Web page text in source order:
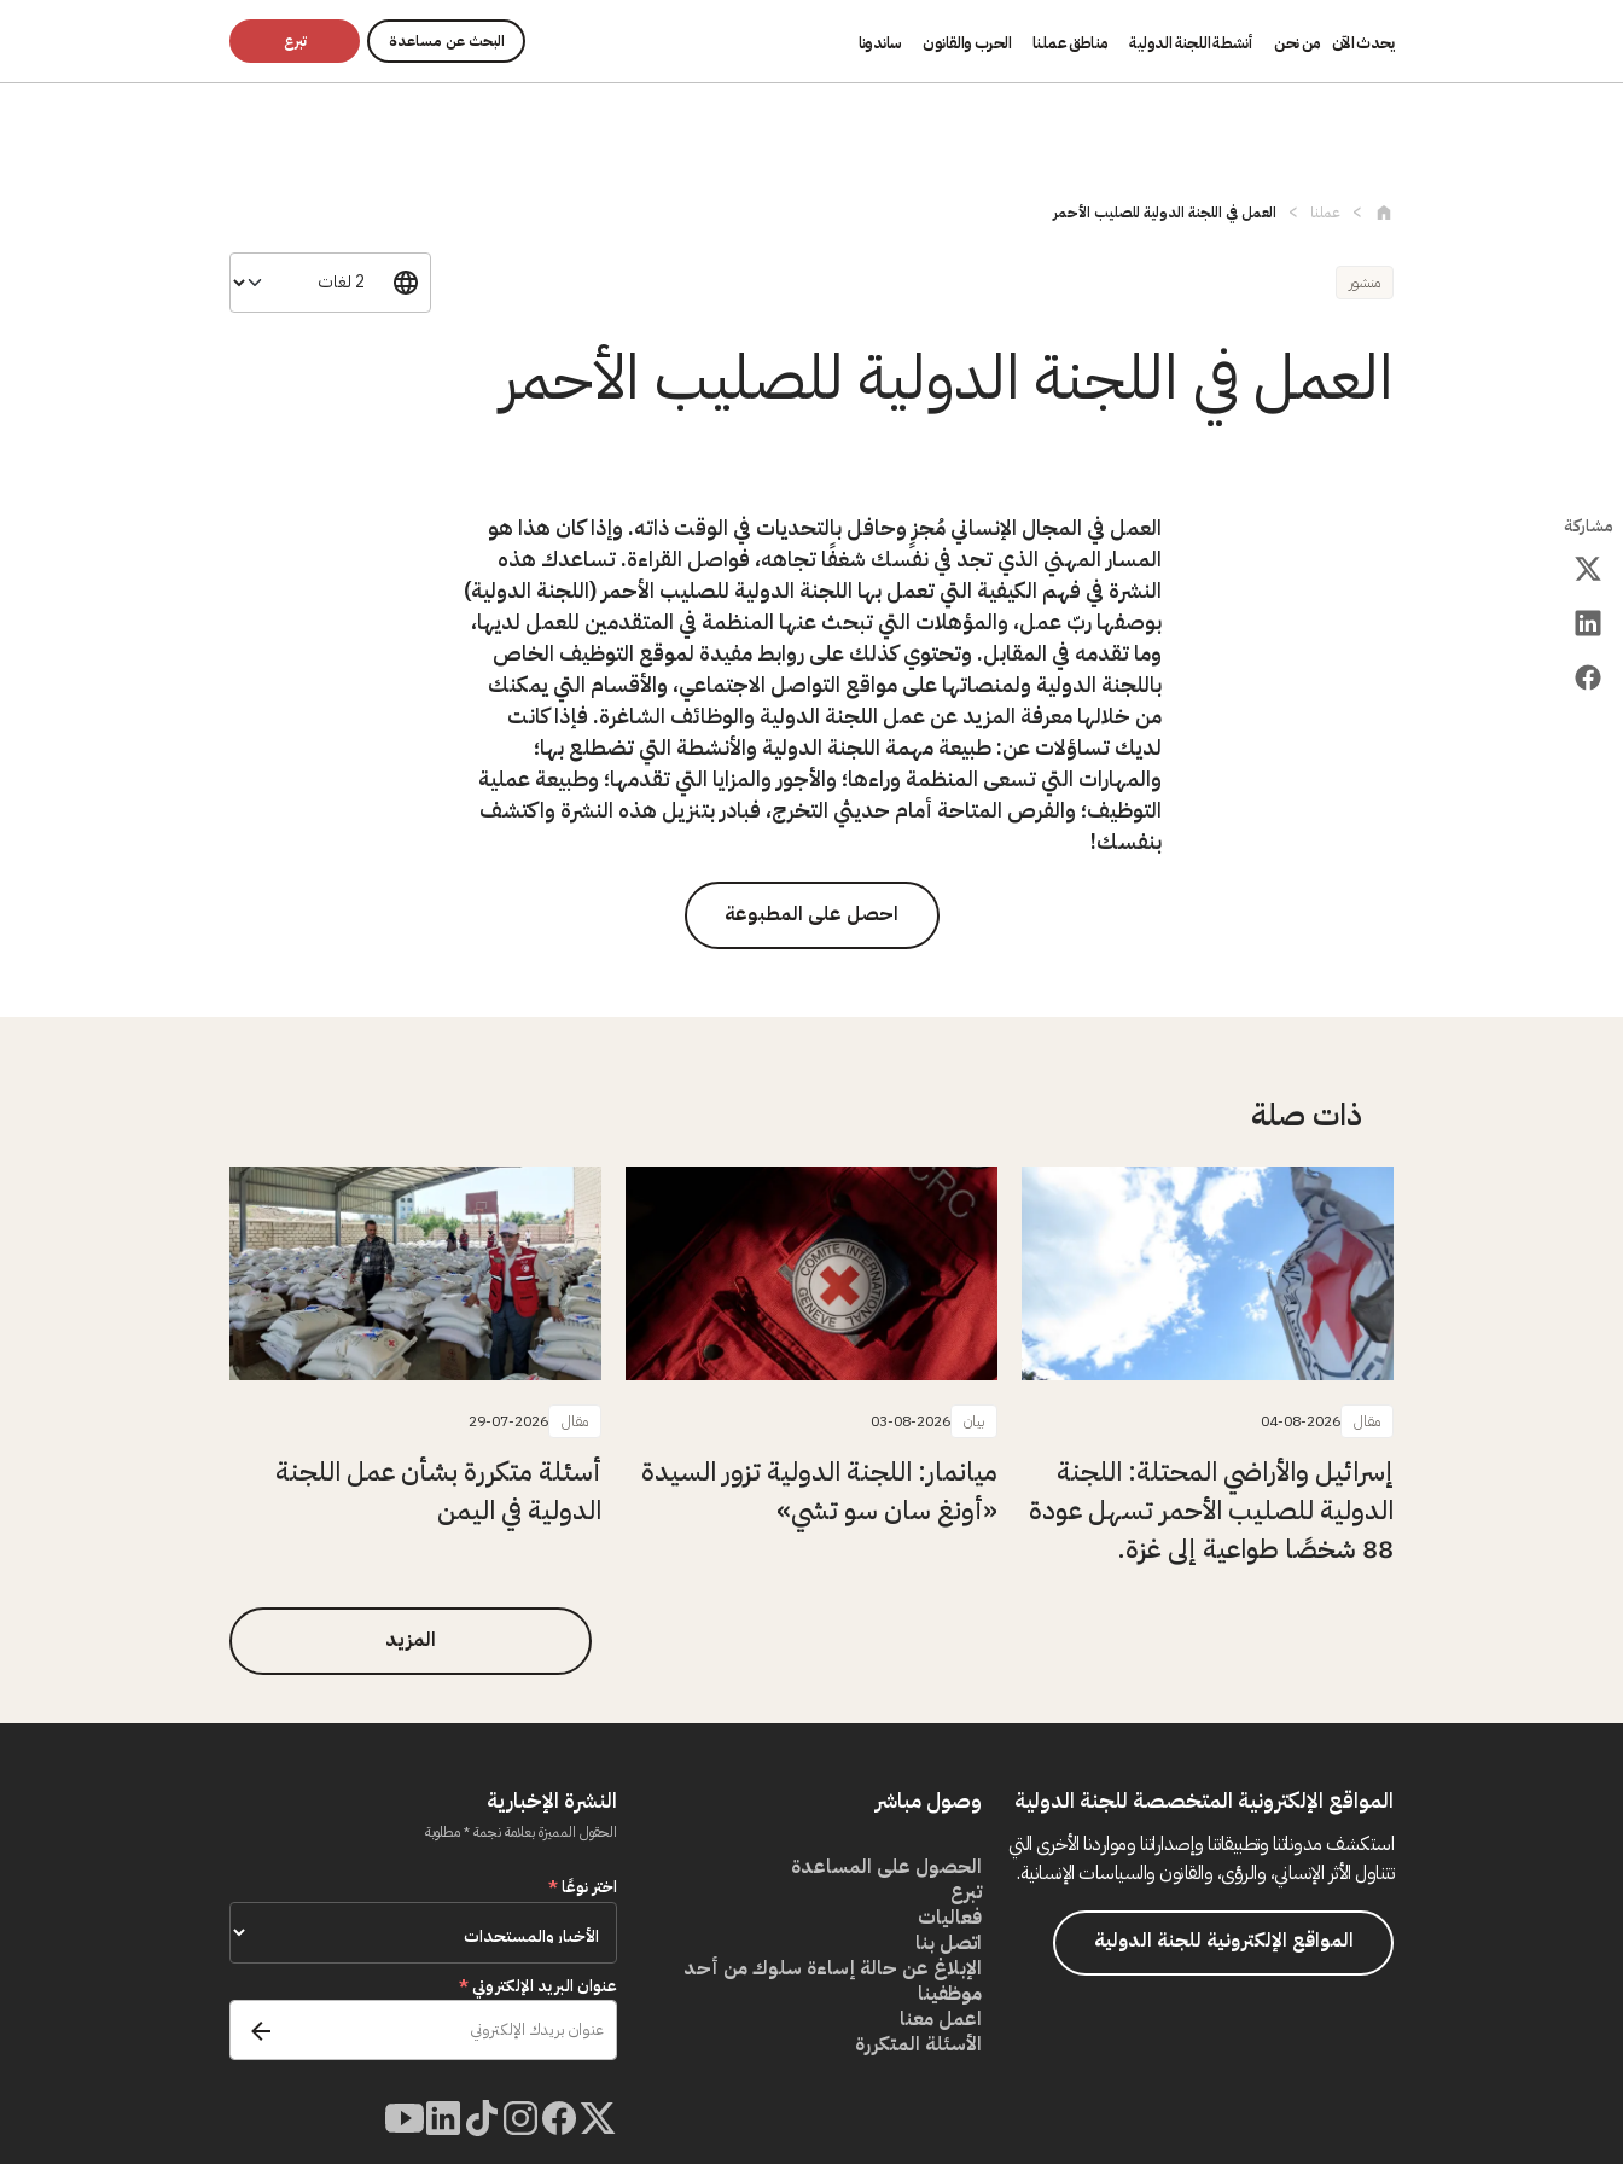
يحدث الآن من نحن أنشطة اللجنة الدولية مناطق عملنا الحرب والقانون ساندونا البحث عن مساعدة تبرع
عملنا العمل في اللجنة الدولية للصليب الأحمر
منشور
العمل في اللجنة الدولية للصليب الأحمر
مشاركة
العمل في المجال الإنساني مُجزٍ وحافل بالتحديات في الوقت ذاته. وإذا كان هذا هو
المسار المهني الذي تجد في نفسك شغفًا تجاهه، فواصل القراءة. تساعدك هذه
النشرة في فهم الكيفية التي تعمل بها اللجنة الدولية للصليب الأحمر (اللجنة الدولية)
بوصفها ربّ عمل، والمؤهلات التي تبحث عنها المنظمة في المتقدمين للعمل لديها،
وما تقدمه في المقابل. وتحتوي كذلك على روابط مفيدة لموقع التوظيف الخاص
باللجنة الدولية ولمنصاتها على مواقع التواصل الاجتماعي، والأقسام التي يمكنك
من خلالها معرفة المزيد عن عمل اللجنة الدولية والوظائف الشاغرة. فإذا كانت
لديك تساؤلات عن: طبيعة مهمة اللجنة الدولية والأنشطة التي تضطلع بها؛
والمهارات التي تسعى المنظمة وراءها؛ والأجور والمزايا التي تقدمها؛ وطبيعة عملية
التوظيف؛ والفرص المتاحة أمام حديثي التخرج، فبادر بتنزيل هذه النشرة واكتشف
بنفسك!
احصل على المطبوعة
ذات صلة
مقال 04-08-2026
إسرائيل والأراضي المحتلة: اللجنة
الدولية للصليب الأحمر تسهل عودة
88 شخصًا طواعية إلى غزة.
بيان 03-08-2026
ميانمار: اللجنة الدولية تزور السيدة
«أونغ سان سو تشي»
مقال 29-07-2026
أسئلة متكررة بشأن عمل اللجنة
الدولية في اليمن
المزيد
المواقع الإلكترونية المتخصصة للجنة الدولية
استكشف مدوناتنا وتطبيقاتنا وإصداراتنا ومواردنا الأخرى التي
تتناول الأثر الإنساني، والرؤى، والقانون والسياسات الإنسانية.
المواقع الإلكترونية للجنة الدولية
وصول مباشر
الحصول على المساعدة
تبرع
فعاليات
اتصل بنا
الإبلاغ عن حالة إساءة سلوك من أحد
موظفينا
اعمل معنا
الأسئلة المتكررة
النشرة الإخبارية
الحقول المميزة بعلامة نجمة * مطلوبة
اختر نوعًا*
عنوان البريد الإلكتروني*